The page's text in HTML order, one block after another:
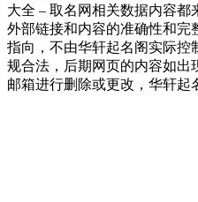
大全 – 取名网相关数据内容
外部链接和内容的准确性和完
指向，不由华轩起名阁实际控
规合法，后期网页的内容如出
邮箱进行删除或更改，华轩起